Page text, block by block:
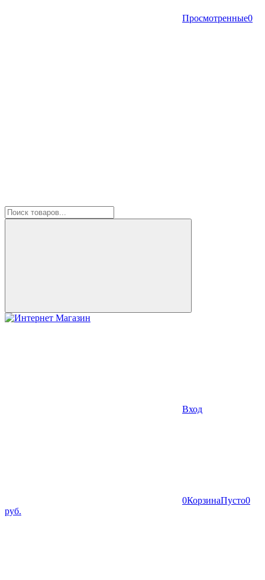
Просмотренные0
Вход
0КорзинаПусто0
руб.